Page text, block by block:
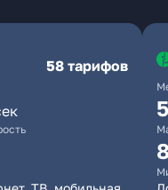
58 тарифов